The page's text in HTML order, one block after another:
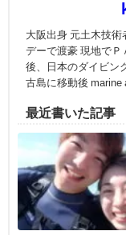
大阪出身 元土木技術
デーで渡豪 現地でＰ
後、日本のダイビン
古島に移動後
最近書いた記事